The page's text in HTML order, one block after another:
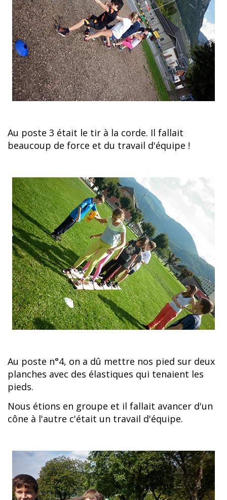
Au poste 3 était le tir à la corde. Il fallait
beaucoup de force et du travail d'équipe !
Au poste n°4, on a dû mettre nos pied sur deux
planches avec des élastiques qui tenaient les
pieds.
Nous étions en groupe et il fallait avancer d'un
cône à l'autre c'était un travail d'équipe.